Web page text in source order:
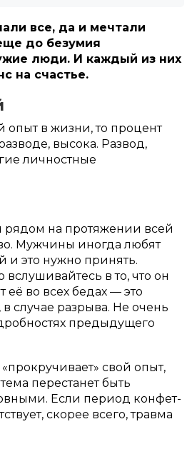
все, да и мечтали
до безумия
люди. И каждый из них
на счастье.
в жизни, то процент
высока. Развод,
личностные
на протяжении всей
Мужчины иногда любят
и это нужно принять.
в то, что он
её во всех бедах — это
случае разрыва. Не очень
предыдущего
свой опыт,
перестанет быть
Если период конфет-
скорее всего, травма